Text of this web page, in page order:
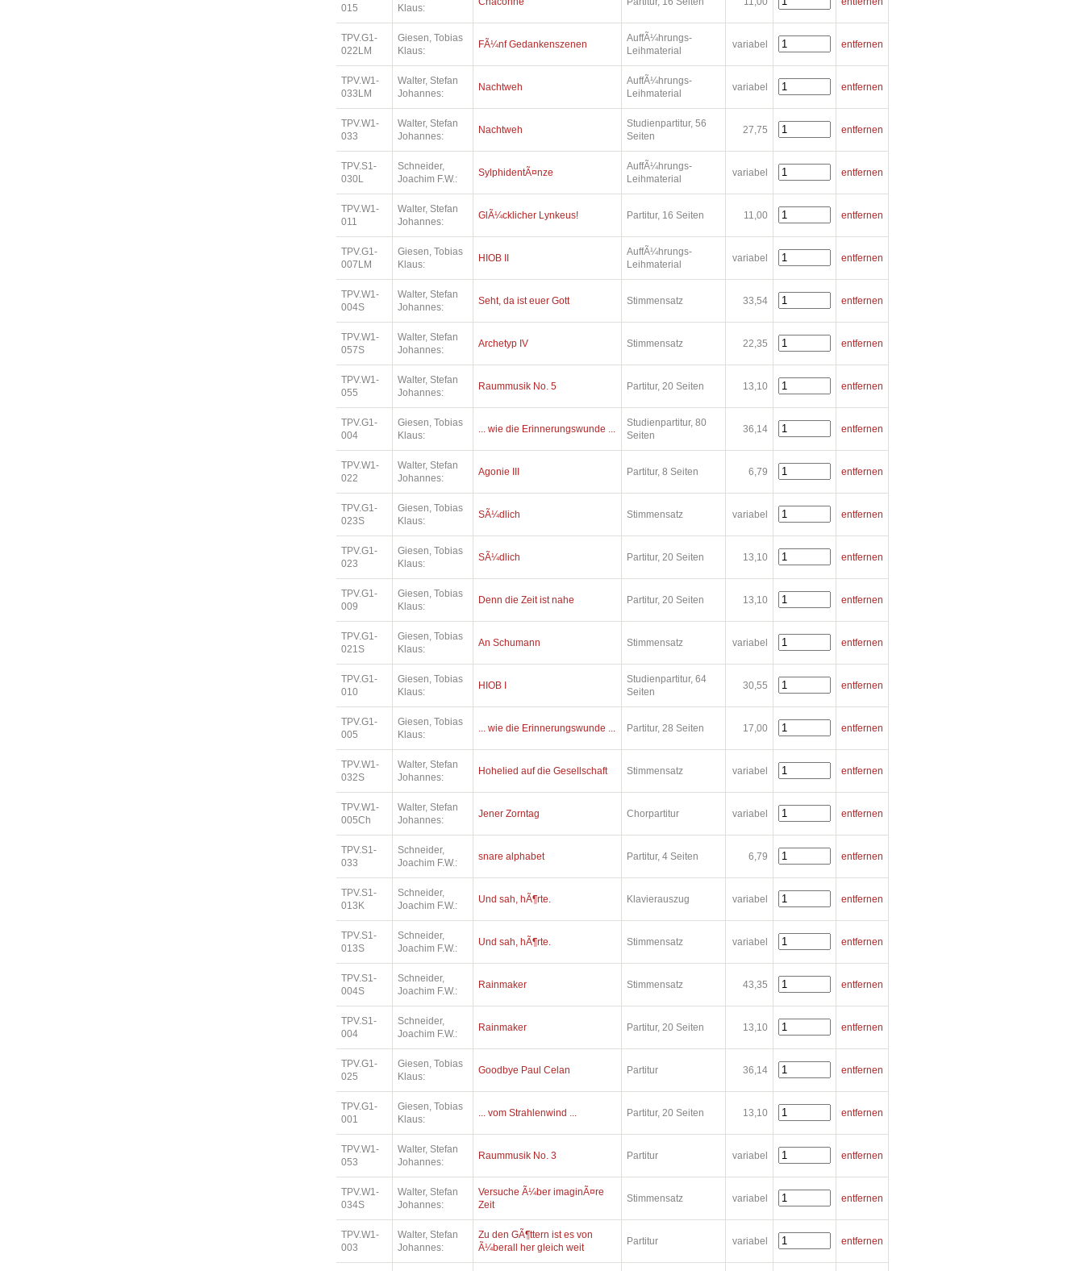
015
Klaus:
TPV.G1-
022LM
Giesen, Tobias
Klaus:
FÃ¼nf Gedankenszenen
AuffÃ¼hrungs-
Leihmaterial
variabel entfernen
TPV.W1-
033LM
Walter, Stefan
Johannes:
Nachtweh
AuffÃ¼hrungs-
Leihmaterial
variabel entfernen
TPV.W1-
033
Walter, Stefan
Johannes:
Nachtweh
Studienpartitur, 56
Seiten
27,75 entfernen
TPV.S1-
030L
Schneider,
Joachim F.W.:
SylphidentÃ¤nze
AuffÃ¼hrungs-
Leihmaterial
variabel entfernen
TPV.W1-
011
Walter, Stefan
Johannes:
GlÃ¼cklicher Lynkeus! Partitur, 16 Seiten 11,00 entfernen
TPV.G1-
007LM
Giesen, Tobias
Klaus:
HIOB II
AuffÃ¼hrungs-
Leihmaterial
variabel entfernen
TPV.W1-
004S
Walter, Stefan
Johannes:
Seht, da ist euer Gott Stimmensatz 33,54 entfernen
TPV.W1-
057S
Walter, Stefan
Johannes:
Archetyp IV Stimmensatz 22,35 entfernen
TPV.W1-
055
Walter, Stefan
Johannes:
Raummusik No. 5 Partitur, 20 Seiten 13,10 entfernen
TPV.G1-
004
Giesen, Tobias
Klaus:
... wie die Erinnerungswunde ...
Studienpartitur, 80
Seiten
36,14 entfernen
TPV.W1-
022
Walter, Stefan
Johannes:
Agonie III Partitur, 8 Seiten 6,79 entfernen
TPV.G1-
023S
Giesen, Tobias
Klaus:
SÃ¼dlich Stimmensatz variabel entfernen
TPV.G1-
023
Giesen, Tobias
Klaus:
SÃ¼dlich Partitur, 20 Seiten 13,10 entfernen
TPV.G1-
009
Giesen, Tobias
Klaus:
Denn die Zeit ist nahe Partitur, 20 Seiten 13,10 entfernen
TPV.G1-
021S
Giesen, Tobias
Klaus:
An Schumann Stimmensatz variabel entfernen
TPV.G1-
010
Giesen, Tobias
Klaus:
HIOB I
Studienpartitur, 64
Seiten
30,55 entfernen
TPV.G1-
005
Giesen, Tobias
Klaus:
... wie die Erinnerungswunde ... Partitur, 28 Seiten 17,00 entfernen
TPV.W1-
032S
Walter, Stefan
Johannes:
Hohelied auf die Gesellschaft Stimmensatz variabel entfernen
TPV.W1-
005Ch
Walter, Stefan
Johannes:
Jener Zorntag Chorpartitur variabel entfernen
TPV.S1-
033
Schneider,
Joachim F.W.:
snare alphabet Partitur, 4 Seiten 6,79 entfernen
TPV.S1-
013K
Schneider,
Joachim F.W.:
Und sah, hÃ¶rte. Klavierauszug variabel entfernen
TPV.S1-
013S
Schneider,
Joachim F.W.:
Und sah, hÃ¶rte. Stimmensatz variabel entfernen
TPV.S1-
004S
Schneider,
Joachim F.W.:
Rainmaker Stimmensatz 43,35 entfernen
TPV.S1-
004
Schneider,
Joachim F.W.:
Rainmaker Partitur, 20 Seiten 13,10 entfernen
TPV.G1-
025
Giesen, Tobias
Klaus:
Goodbye Paul Celan Partitur 36,14 entfernen
TPV.G1-
001
Giesen, Tobias
Klaus:
... vom Strahlenwind ... Partitur, 20 Seiten 13,10 entfernen
TPV.W1-
053
Walter, Stefan
Johannes:
Raummusik No. 3 Partitur variabel entfernen
TPV.W1-
034S
Walter, Stefan
Johannes:
Versuche Ã¼ber imaginÃ¤re
Zeit
Stimmensatz variabel entfernen
TPV.W1-
003
Walter, Stefan
Johannes:
Zu den GÃ¶ttern ist es von
Ã¼berall her gleich weit
Partitur variabel entfernen